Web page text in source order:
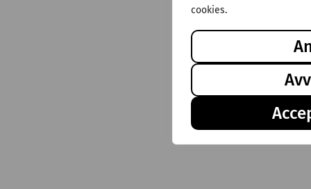
cookies.